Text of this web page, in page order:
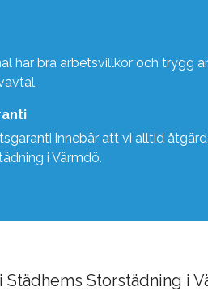
har bra arbetsvillkor och trygg
innebär att vi alltid
i Värmdö.
Städhems Storstädning i